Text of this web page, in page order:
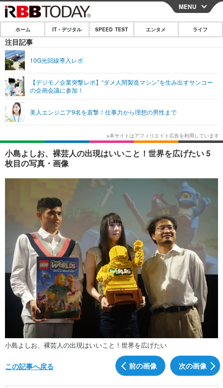
CLOSE
ホーム
IT・デジタル
ネタ
ショッピング その他
SPEED TEST
エンタメ
エンタメTOP 映画・ドラマ
韓国・芸能
音楽 スポーツ
ショッピング その他
ライフ
ライフTOP グルメ
ペット ショッピング
その他
リリース一覧
プッシュ通知の停止方法
MENU
ホーム IT・デジタル SPEED TEST エンタメ ライフ
注目記事
10G光回線導入レポ
【デジモノ企業突撃レポ】“ダメ人間製造マシン”を生み出すサンコー
の企画会議に参加！
美人エンジニア9名を直撃！仕事力から理想の男性まで
小島よしお、裸芸人の出現はいいこと！世界を広げたい 5
枚目の写真・画像
小島よしお、裸芸人の出現はいいこと！世界を広げたい
前の画像 次の画像
この記事へ戻る